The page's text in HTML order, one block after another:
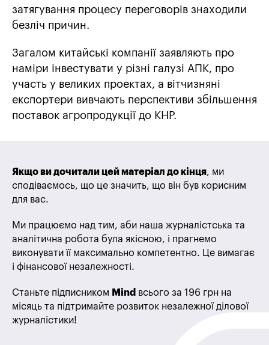
затягування процесу переговорів знаходили
безліч причин.
Загалом китайські компанії заявляють про
наміри інвестувати у різні галузі АПК, про
участь у великих проектах, а вітчизняні
експортери вивчають перспективи збільшення
поставок агропродукції до КНР.
Якщо ви дочитали цей матеріал до кінця, ми
сподіваємось, що це значить, що він був корисним
для вас.
Ми працюємо над тим, аби наша журналістська та
аналітична робота була якісною, і прагнемо
виконувати її максимально компетентно. Це вимагає
і фінансової незалежності.
Станьте підписником Mind всього за 196 грн на
місяць та підтримайте розвиток незалежної ділової
журналістики!